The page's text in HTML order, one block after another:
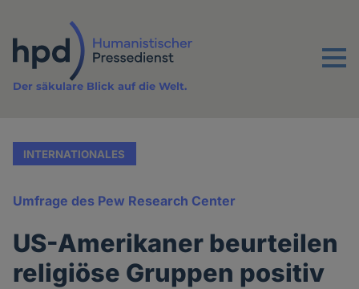
Inhalt
Menu
Der säkulare Blick auf die Welt.
INTERNATIONALES
Umfrage des Pew Research Center
US-Amerikaner beurteilen
religiöse Gruppen positiv